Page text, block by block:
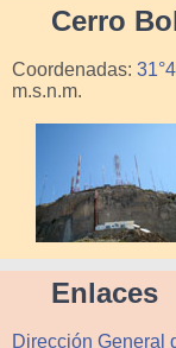
Cerro
Coordenadas:
m.s.n.m.
Enlaces
Dirección General